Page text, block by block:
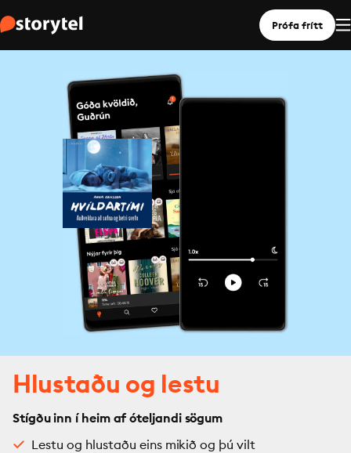
Prófa frítt
Hlustaðu og lestu
Stígðu inn í heim af óteljandi sögum
Lestu og hlustaðu eins mikið og þú vilt